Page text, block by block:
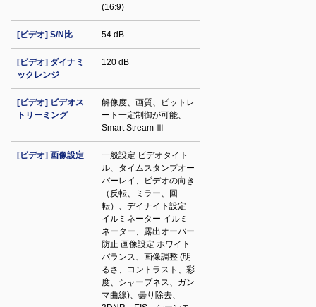
(16:9)
[ビデオ] S/N比 54 dB
[ビデオ] ダイナミ
ックレンジ
120 dB
[ビデオ] ビデオス
トリーミング
解像度、画質、ビットレ
ート一定制御が可能、
Smart Stream Ⅲ
[ビデオ] 画像設定
一般設定 ビデオタイト
ル、タイムスタンプオー
バーレイ、ビデオの向き
（反転、ミラー、回
転）、デイナイト設定
イルミネーター イルミ
ネーター、露出オーバー
防止 画像設定 ホワイト
バランス、画像調整 (明
るさ、コントラスト、彩
度、シャープネス、ガン
マ曲線)、曇り除去、